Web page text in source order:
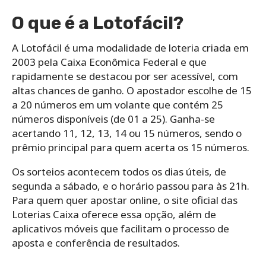
O que é a Lotofácil?
A Lotofácil é uma modalidade de loteria criada em
2003 pela Caixa Econômica Federal e que
rapidamente se destacou por ser acessível, com
altas chances de ganho. O apostador escolhe de 15
a 20 números em um volante que contém 25
números disponíveis (de 01 a 25). Ganha-se
acertando 11, 12, 13, 14 ou 15 números, sendo o
prêmio principal para quem acerta os 15 números.
Os sorteios acontecem todos os dias úteis, de
segunda a sábado, e o horário passou para às 21h.
Para quem quer apostar online, o site oficial das
Loterias Caixa oferece essa opção, além de
aplicativos móveis que facilitam o processo de
aposta e conferência de resultados.